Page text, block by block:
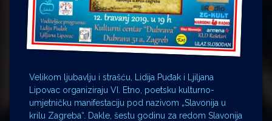
Miroslav Šantek
Velikom ljubavlju i strašću, Lidija Puđak i Ljiljana
Lipovac organiziraju VI. Etno, poetsku kulturno-
umjetničku manifestaciju pod nazivom „Slavonija u
krilu Zagreba“. Dakle, šestu godinu za redom Slavonija